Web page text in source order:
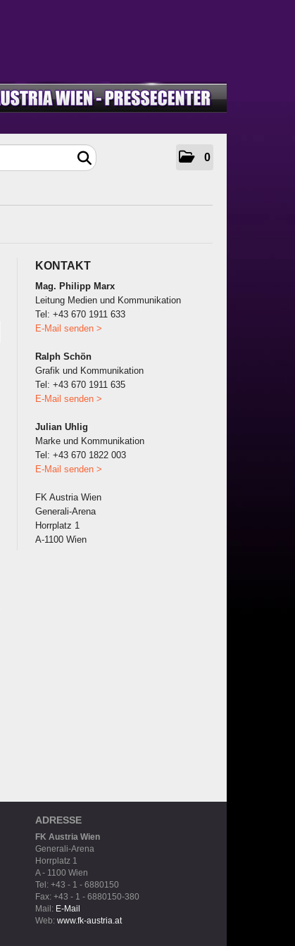
0
KONTAKT
Mag. Philipp Marx
Leitung Medien und Kommunikation
Tel: +43 670 1911 633
E-Mail senden >
Ralph Schön
Grafik und Kommunikation
Tel: +43 670 1911 635
E-Mail senden >
Julian Uhlig
Marke und Kommunikation
Tel: +43 670 1822 003
E-Mail senden >
FK Austria Wien
Generali-Arena
Horrplatz 1
A-1100 Wien
ADRESSE
FK Austria Wien
Generali-Arena
Horrplatz 1
A - 1100 Wien
Tel: +43 - 1 - 6880150
Fax: +43 - 1 - 6880150-380
Mail: E-Mail
Web: www.fk-austria.at